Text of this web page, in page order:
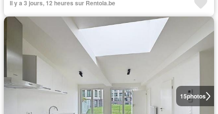
Il y a 3 jours, 12 heures sur Rentola.be
15photos